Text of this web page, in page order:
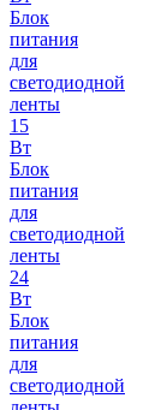
Блок
питания
для
светодиодной
ленты
15
Вт
Блок
питания
для
светодиодной
ленты
24
Вт
Блок
питания
для
светодиодной